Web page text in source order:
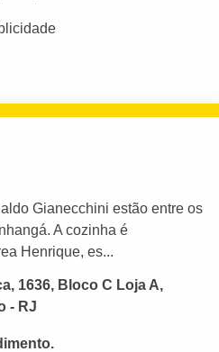
Gianecchini estão entre os
A cozinha é
Henrique, es...
1636, Bloco C Loja A,
- RJ